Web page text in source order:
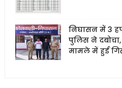
निघासन में 3
पुलिस ने
मामले में हुई